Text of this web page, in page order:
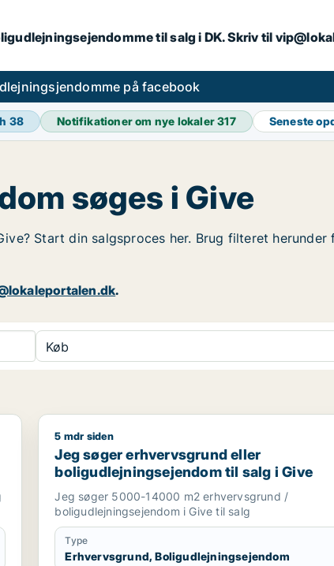
til salg i DK. Skriv til
på facebook
38 Notifikationer om nye lokaler317 Seneste
søges i Give
Start din salgsproces her. Brug filteret
.
Køb
Midtjylland
Jeg søger erhvervsgrund eller
5 mdr siden
Jeg søger erhvervsgrund eller
boligudlejningsejendom til salg i Give
Jeg søger 5000-14000 m2 erhvervsgrund /
boligudlejningsejendom i Give til salg
Type
Erhvervsgrund, Boligudlejningsejendom